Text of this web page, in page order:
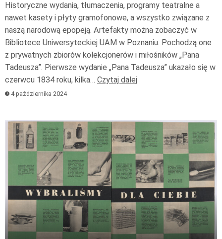
Historyczne wydania, tłumaczenia, programy teatralne a
nawet kasety i płyty gramofonowe, a wszystko związane z
naszą narodową epopeją. Artefakty można zobaczyć w
Bibliotece Uniwersyteckiej UAM w Poznaniu. Pochodzą one
z prywatnych zbiorów kolekcjonerów i miłośników „Pana
Tadeusza”. Pierwsze wydanie „Pana Tadeusza” ukazało się w
czerwcu 1834 roku, kilka… Czytaj dalej
4 października 2024
Odtwarzacz
plików
dźwiękowych